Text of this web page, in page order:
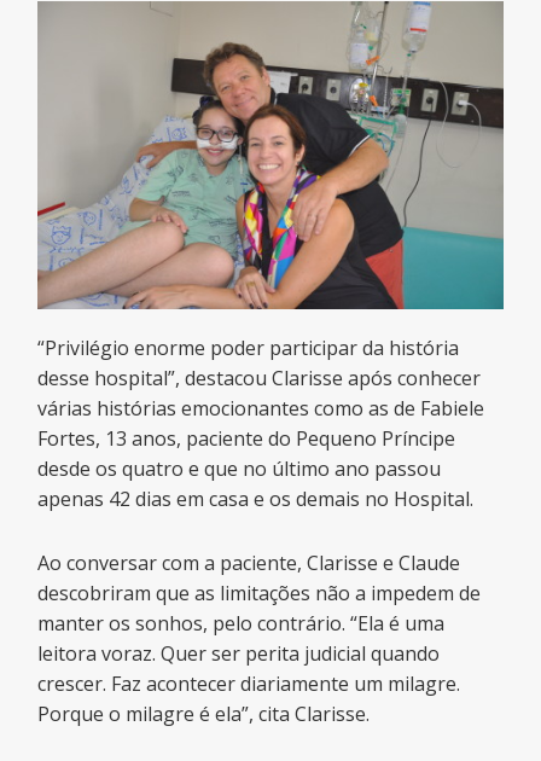
“Privilégio enorme poder participar da história
desse hospital”, destacou Clarisse após conhecer
várias histórias emocionantes como as de Fabiele
Fortes, 13 anos, paciente do Pequeno Príncipe
desde os quatro e que no último ano passou
apenas 42 dias em casa e os demais no Hospital.
Ao conversar com a paciente, Clarisse e Claude
descobriram que as limitações não a impedem de
manter os sonhos, pelo contrário. “Ela é uma
leitora voraz. Quer ser perita judicial quando
crescer. Faz acontecer diariamente um milagre.
Porque o milagre é ela”, cita Clarisse.